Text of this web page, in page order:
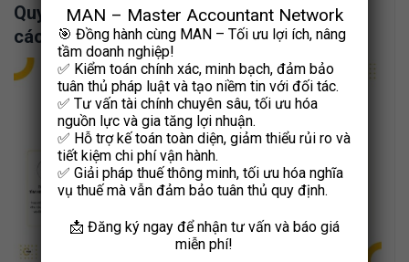
Quy trình thực hiện dịch vụ kiểm toán báo
cáo tài chính
MAN – Master Accountant Network
🎯 Đồng hành cùng MAN – Tối ưu lợi ích, nâng
tầm doanh nghiệp!
✅ Kiểm toán chính xác, minh bạch, đảm bảo
tuân thủ pháp luật và tạo niềm tin với đối tác.
✅ Tư vấn tài chính chuyên sâu, tối ưu hóa
nguồn lực và gia tăng lợi nhuận.
✅ Hỗ trợ kế toán toàn diện, giảm thiểu rủi ro và
tiết kiệm chi phí vận hành.
✅ Giải pháp thuế thông minh, tối ưu hóa nghĩa
vụ thuế mà vẫn đảm bảo tuân thủ quy định.
📩 Đăng ký ngay để nhận tư vấn và báo giá
miễn phí!